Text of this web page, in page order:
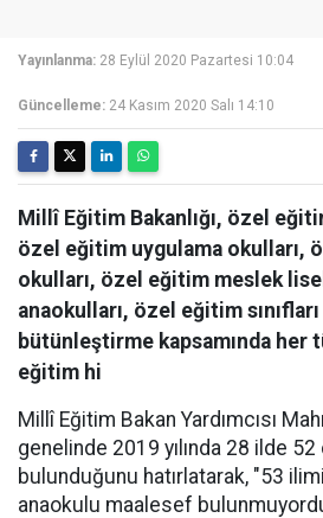
Yayınlanma: 28 Eylül 2020 Pazartesi 10:04
Güncelleme: 24 Kasım 2020 Salı 14:10
Millî Eğitim Bakanlığı, özel
özel eğitim uygulama okulları,
okulları, özel eğitim meslek
anaokulları, özel eğitim
bütünleştirme kapsamında her
eğitim hi
Millî Eğitim Bakan Yardımcısı
genelinde 2019 yılında 28 ilde
bulunduğunu hatırlatarak, "53
anaokulu maalesef